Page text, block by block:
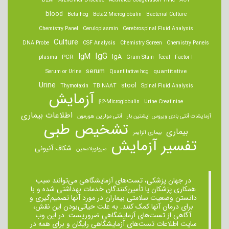
Bacterial Culture
Beta2 Microglobulin
Beta hcg
blood
Cerebrospinal Fluid Analysis
Ceruloplasmin
Chemistry Panel
Chemistry Panels
Chemistry Screen
CSF Analysis
Culture
DNA Probe
Factor I
fecal
Gram Stain
IgA
IgG
IgM
PCR
plasma
quantitative
Quantitative hcg
serum
Serum or Urine
Spinal Fluid Analysis
stool
TB NAAT
Thymotaxin
Urine
Urine Creatinine
β2-Microglobulin آزمایش
آزمایشات آنتی بادی ویروس اپشتین بار آنتی مولرین هورمون اطلاعات بیماری
بیماری بیماری آلزایمر تشخیص طبی
تفسیر آزمایش سرولوپلاسمین شکاف آنیونی
در جهان پزشکی، تست‌های آزمایشگاهی می‌توانند سبب
همکاری پزشکان یا تأمین‌کنندگان خدمات بهداشتی شده و با
دانستن وضعیت سلامتی بیماران در مورد آنها تصمیم‌گیری و
برای درمان ‌آنها کمک کنند. به علت حیاتی‌بودن این نقش،
آگاهی از تست‌های آزمایشگاهی ضروریست. در این وب
سایت اطلاعات تست‌های آزمایشگاهی رایگان و برای همه در